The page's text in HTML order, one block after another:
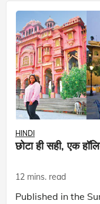
HINDI
छोटा ही सही, एक
12 mins. read
Published in the